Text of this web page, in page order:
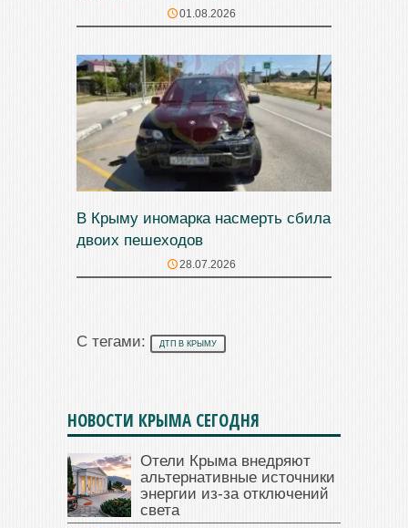
01.08.2026
В Крыму иномарка насмерть сбила
двоих пешеходов
28.07.2026
С тегами: ДТП В КРЫМУ
НОВОСТИ КРЫМА СЕГОДНЯ
Отели Крыма внедряют
альтернативные источники
энергии из-за отключений
света